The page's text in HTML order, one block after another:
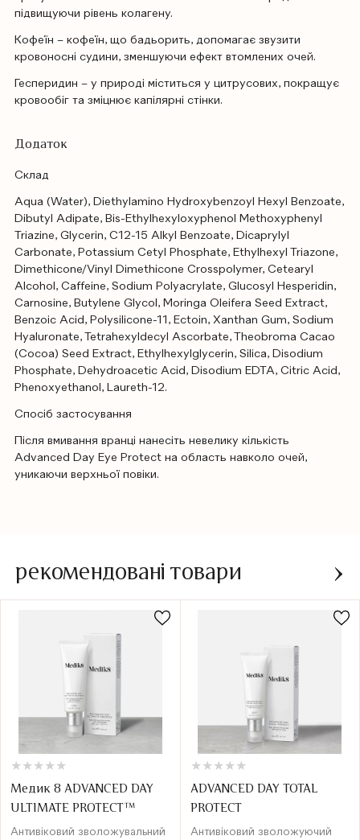
підвищуючи рівень колагену.
Кофеїн – кофеїн, що бадьорить, допомагає звузити
кровоносні судини, зменшуючи ефект втомлених очей.
Гесперидин – у природі міститься у цитрусових, покращує
кровообіг та зміцнює капілярні стінки.
Додаток
Склад
Aqua (Water), Diethylamino Hydroxybenzoyl Hexyl Benzoate,
Dibutyl Adipate, Bis-Ethylhexyloxyphenol Methoxyphenyl
Triazine, Glycerin, C12-15 Alkyl Benzoate, Dicaprylyl
Carbonate, Potassium Cetyl Phosphate, Ethylhexyl Triazone,
Dimethicone/Vinyl Dimethicone Crosspolymer, Cetearyl
Alcohol, Caffeine, Sodium Polyacrylate, Glucosyl Hesperidin,
Carnosine, Butylene Glycol, Moringa Oleifera Seed Extract,
Benzoic Acid, Polysilicone-11, Ectoin, Xanthan Gum, Sodium
Hyaluronate, Tetrahexyldecyl Ascorbate, Theobroma Cacao
(Cocoa) Seed Extract, Ethylhexylglycerin, Silica, Disodium
Phosphate, Dehydroacetic Acid, Disodium EDTA, Citric Acid,
Phenoxyethanol, Laureth-12.
Спосіб застосування
Після вмивання вранці нанесіть невелику кількість
Advanced Day Eye Protect на область навколо очей,
уникаючи верхньої повіки.
рекомендовані товари
★
★ ★
★ ★
★ ★
★ ★
★
Медик 8 ADVANCED DAY
ULTIMATE PROTECT™
Антивіковий зволожувальний
★
★ ★
★ ★
★ ★
★ ★
★
ADVANCED DAY TOTAL
PROTECT
Антивіковий зволожуючий